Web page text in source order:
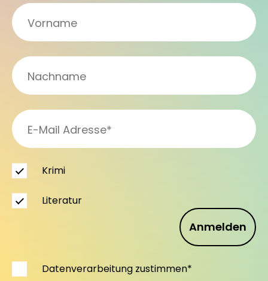
Anmelden
Krimi
Literatur
Datenverarbeitung zustimmen*